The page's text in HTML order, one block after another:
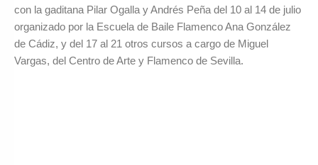
con la gaditana Pilar Ogalla y Andrés Peña del 10 al 14 de julio
organizado por la Escuela de Baile Flamenco Ana González
de Cádiz, y del 17 al 21 otros cursos a cargo de Miguel
Vargas, del Centro de Arte y Flamenco de Sevilla.